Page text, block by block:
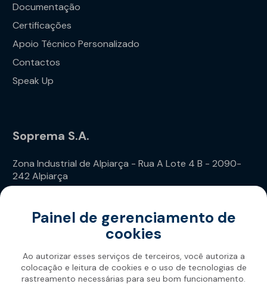
Documentação
Certificações
Apoio Técnico Personalizado
Contactos
Speak Up
Soprema S.A.
Zona Industrial de Alpiarça - Rua A Lote 4 B - 2090-
242 Alpiarça
Painel de gerenciamento de
cookies
Ao autorizar esses serviços de terceiros, você autoriza a
colocação e leitura de cookies e o uso de tecnologias de
rastreamento necessárias para seu bom funcionamento.